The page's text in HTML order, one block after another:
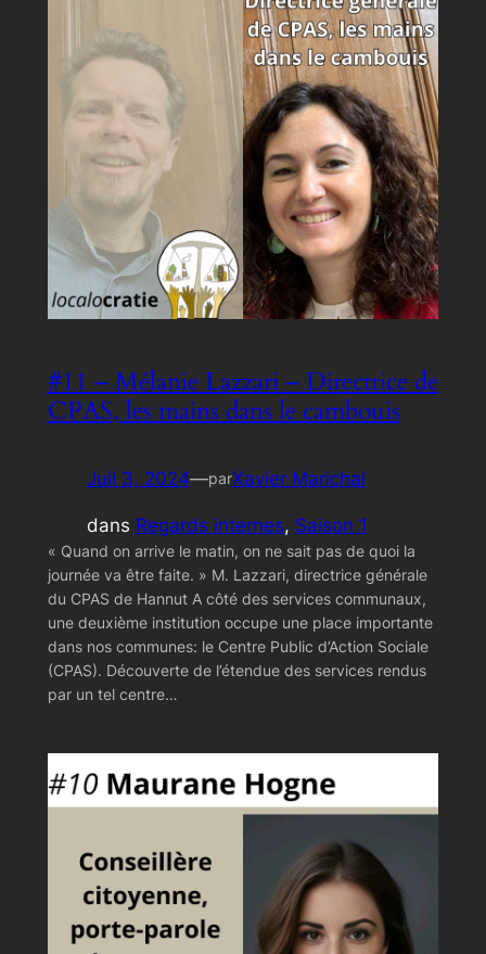
#11 – Mélanie Lazzari – Directrice de
CPAS, les mains dans le cambouis
Juil 3, 2024—parXavier Marichal
dans Regards internes, Saison 1
« Quand on arrive le matin, on ne sait pas de quoi la
journée va être faite. » M. Lazzari, directrice générale
du CPAS de Hannut A côté des services communaux,
une deuxième institution occupe une place importante
dans nos communes: le Centre Public d’Action Sociale
(CPAS). Découverte de l’étendue des services rendus
par un tel centre…